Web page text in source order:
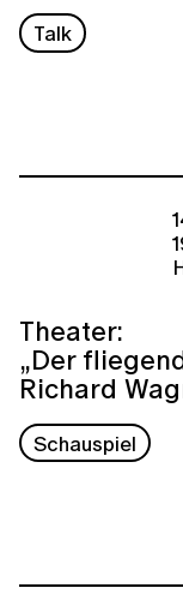
Talk
Theater:
„Der
Richard
Schauspiel